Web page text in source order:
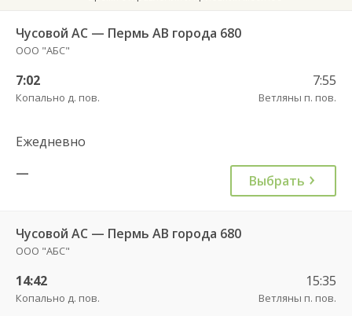
Чусовой АС — Пермь АВ города 680
ООО "АБС"
7:02
Копально д. пов.
7:55
Ветляны п. пов.
Ежедневно
—
Выбрать
Чусовой АС — Пермь АВ города 680
ООО "АБС"
14:42
Копально д. пов.
15:35
Ветляны п. пов.